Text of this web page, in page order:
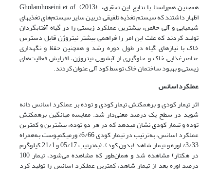
همچنین هم‌راستا با نتایج این تحقیق، Gholamhoseiniet al. (2013)
اظهار داشتند که سیستم تغذیه تلفیقی دربین سایر سیستم‌های تغذیه­ای
شیمیایی و آلی خالص، بیشترین عملکرد زیستی را در گیاه آفتابگردان
تولید کردند که علت این امر را فراهمی بیشتر نیتروژن قابل دسترس
خاک با نیازهای گیاه در طول دوره رشد و همچنین حفظ و نگهداری
عناصرغذایی خاک و جلوگیری از آبشویی نیتروژن، افزایش فعالیت‌های
زیستی و بهبود ساختمان خاک توسط کود آلی عنوان کردند.
عملکرد اسانس
اثر تیمار کودی و برهمکنش تیمار کودی و توده بر عملکرد اسانس دانه
شوید در سطح یک درصد معنی‌دار شد. مقایسه میانگین برهمکنش
توده و تیمار کودی نشان می­دهد که در هر دو توده، بیشترین و کمترین
عملکرد اسانس، به‌ترتیب در تیمار کودی 6/66% ورمی­کمپوست به‌همراه
3/33% اوره و تیمار شاهد (بدون کود)، (به‌ترتیب 05/17 و 21/1 کیلوگرم
در هکتار) مشاهده شد و همان‌طور که مشاهده می‌شود، تیمار 100
درصد اوره بعد از تیمار شاهد، کمترین عملکرد اسانس را تولید کرد